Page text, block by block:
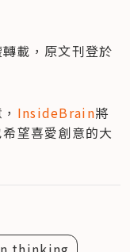
載，原文刊登於
InsideBrain將
望喜愛創意的大